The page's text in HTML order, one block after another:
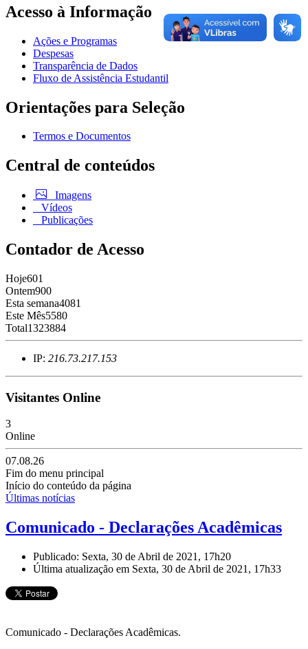
Acesso à Informação
Ações e Programas
Despesas
Transparência de Dados
Fluxo de Assistência Estudantil
Orientações para Seleção
Termos e Documentos
Central de conteúdos
Imagens
Vídeos
Publicações
Contador de Acesso
Hoje601
Ontem900
Esta semana4081
Este Mês5580
Total1323884
IP: 216.73.217.153
Visitantes Online
3
Online
07.08.26
Fim do menu principal
Início do conteúdo da página
Últimas notícias
Comunicado - Declarações Acadêmicas
Publicado: Sexta, 30 de Abril de 2021, 17h20
Última atualização em Sexta, 30 de Abril de 2021, 17h33
Comunicado - Declarações Acadêmicas.